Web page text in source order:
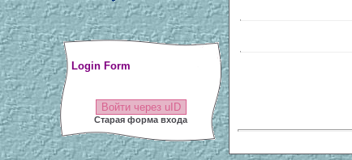
Login Form
Войти через uID
Старая форма входа